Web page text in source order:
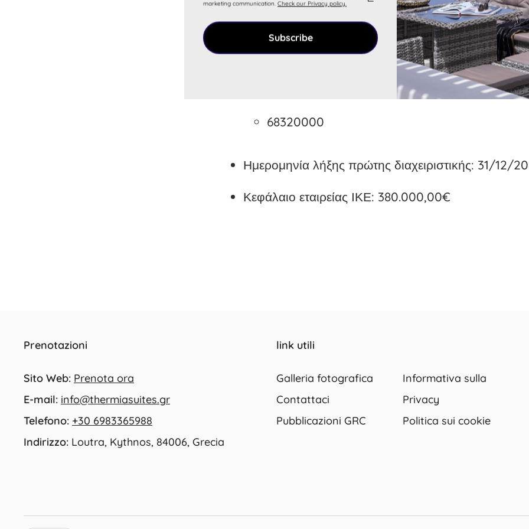
68100000
68200000
68320000
Ημερομηνία λήξης πρώτης διαχειριστικής: 31/12/
Κεφάλαιο εταιρείας ΙΚΕ: 380.000,00€
Prenotazioni
Sito Web: Prenota ora
E-mail: info@thermiasuites.gr
Telefono: +30 6983365988
Indirizzo: Loutra, Kythnos, 84006, Grecia
link utili
Galleria fotografica
Contattaci
Pubblicazioni GRC
Informativa sulla
Privacy
Politica sui cookie
marketing communication. Check our Privacy policy.
Subscribe